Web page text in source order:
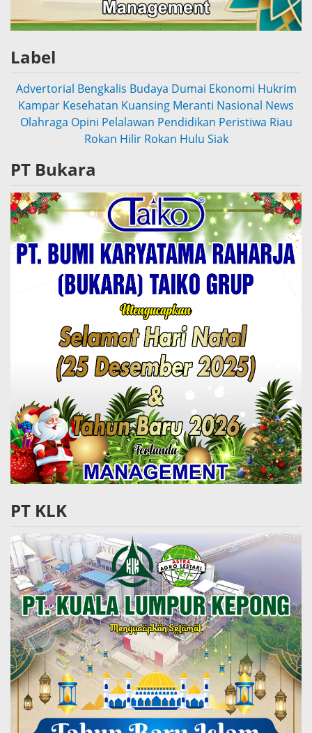
Label
Advertorial Bengkalis Budaya Dumai Ekonomi Hukrim
Kampar Kesehatan Kuansing Meranti Nasional News
Olahraga Opini Pelalawan Pendidikan Peristiwa Riau
Rokan Hilir Rokan Hulu Siak
PT Bukara
PT KLK